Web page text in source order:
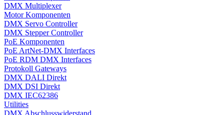
DMX Multiplexer
Motor Komponenten
DMX Servo Controller
DMX Stepper Controller
PoE Komponenten
PoE ArtNet-DMX Interfaces
PoE RDM DMX Interfaces
Protokoll Gateways
DMX DALI Direkt
DMX DSI Direkt
DMX IEC62386
Utilities
DMX Abschlusswiderstand